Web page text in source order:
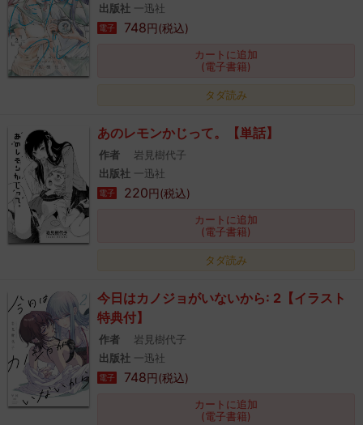
出版社
一迅社
電子 748円(税込)
カートに追加
(電子書籍)
タダ読み
あのレモンかじって。【単話】
作者
岩見樹代子
出版社
一迅社
電子 220円(税込)
カートに追加
(電子書籍)
タダ読み
今日はカノジョがいないから: 2【イラスト
特典付】
作者
岩見樹代子
出版社
一迅社
電子 748円(税込)
カートに追加
(電子書籍)